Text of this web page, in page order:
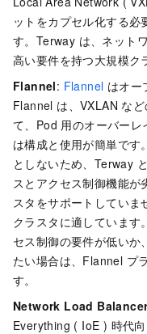
ットをカプセル化する必
す。Terway は、ネット
高い要件を持つ大規模ク
Flannel: Flannel はオー
Flannel は、VXLAN な
て、Pod 用のオーバー
は構成と使用が簡単で
としないため、Terway
スとアクセス制御機能
スタをサポートしてい
クラスタに適しています
セス制御の要件が低いか
たい場合は、Flannel プ
す。
Network Load
Everything ( IoE ) 時代